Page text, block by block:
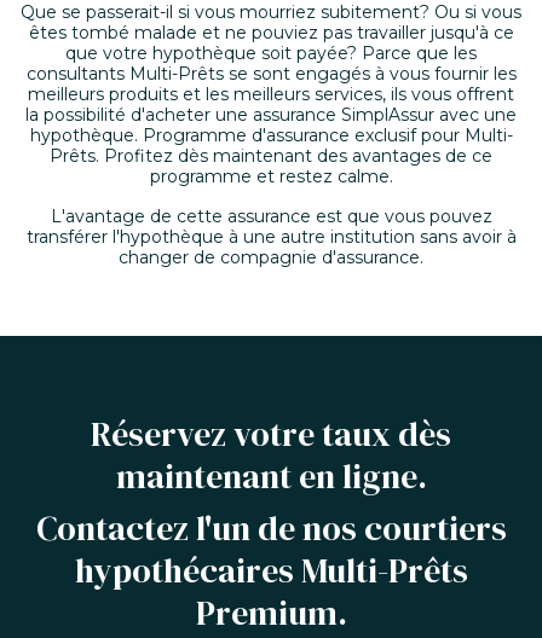
Que se passerait-il si vous mourriez subitement? Ou si vous
êtes tombé malade et ne pouviez pas travailler jusqu'à ce
que votre hypothèque soit payée? Parce que les
consultants Multi-Prêts se sont engagés à vous fournir les
meilleurs produits et les meilleurs services, ils vous offrent
la possibilité d'acheter une assurance SimplAssur avec une
hypothèque. Programme d'assurance exclusif pour Multi-
Prêts. Profitez dès maintenant des avantages de ce
programme et restez calme.
L'avantage de cette assurance est que vous pouvez
transférer l'hypothèque à une autre institution sans avoir à
changer de compagnie d'assurance.
Réservez votre taux dès
maintenant en ligne.
Contactez l'un de nos courtiers
hypothécaires Multi-Prêts
Premium.